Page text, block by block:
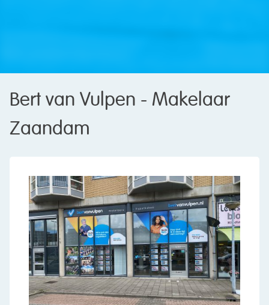
Bert van Vulpen - Makelaar
Zaandam